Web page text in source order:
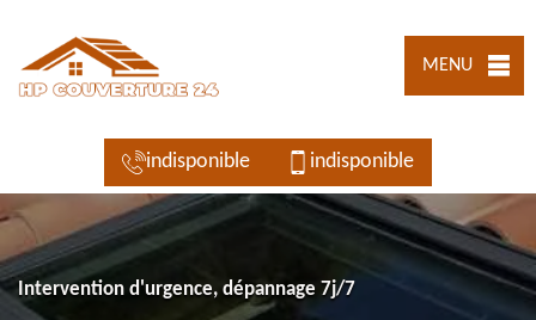
MENU
indisponible indisponible
Intervention d'urgence, dépannage 7j/7